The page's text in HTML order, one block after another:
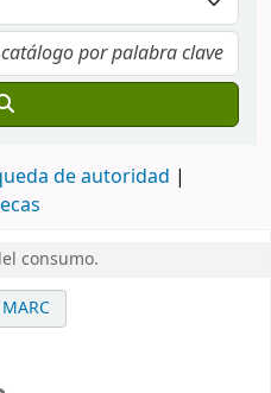
de autoridad
consumo.